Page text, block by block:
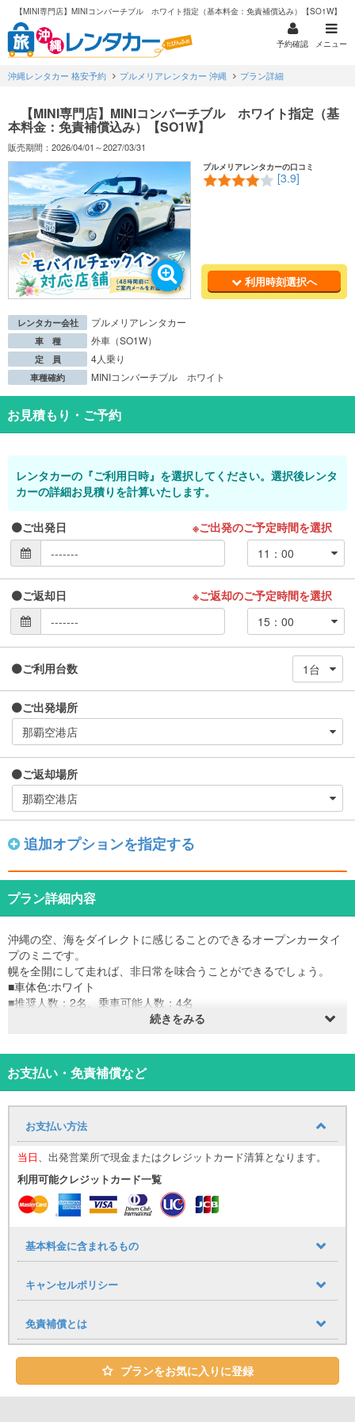
【MINI専門店】MINIコンバーチブル ホワイト指定（基本料金：免責補償込み）【SO1W】
予約確認 メニュー
沖縄レンタカー 格安予約 プルメリアレンタカー 沖縄 プラン詳細
【MINI専門店】MINIコンバーチブル ホワイト指定（基
本料金：免責補償込み）【SO1W】
販売期間：2026/04/01～2027/03/31
プルメリアレンタカーの口コミ
[3.9]
利用時刻選択へ
レンタカー会社 プルメリアレンタカー
車 種 外車（SO1W）
定 員 4人乗り
車種確約 MINIコンバーチブル ホワイト
お見積もり・ご予約
レンタカーの『ご利用日時』を選択してください。選択後レンタ
カーの詳細お見積りを計算いたします。
ご出発日 ※ご出発のご予定時間を選択
ご返却日 ※ご返却のご予定時間を選択
ご利用台数
ご出発場所
ご返却場所
追加オプションを指定する
プラン詳細内容
沖縄の空、海をダイレクトに感じることのできるオープンカータイ
プのミニです。
幌を全開にして走れば、非日常を味合うことができるでしょう。
■車体色:ホワイト
■推奨人数：2名、乗車可能人数：4名
■スーツケース：トランクに小型（航空機機内持ち込み可能サイズ）
大型（５日間程度用）の物で1つ搭載可能です。
1名様貸出であれば、後部座席にもトランクは搭載可能です。
※同車種でも車両の内装・外装のデザインが異なる場合があります。
続きをみる
お支払い・免責補償など
お支払い方法
当日、出発営業所で現金またはクレジットカード清算となります。
利用可能クレジットカード一覧
基本料金に含まれるもの
キャンセルポリシー
免責補償とは
プランをお気に入りに登録